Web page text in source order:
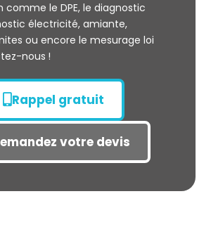
le DPE, le diagnostic
électricité, amiante,
ou encore le mesurage loi
nous !
Rappel gratuit
votre devis